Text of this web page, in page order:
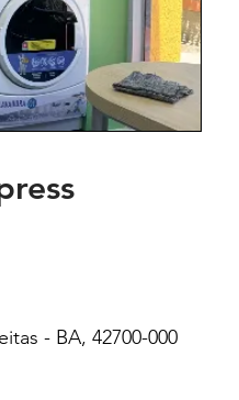
- BA, 42700-000